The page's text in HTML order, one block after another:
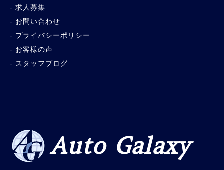
求人募集
お問い合わせ
プライバシーポリシー
お客様の声
スタッフブログ
Auto Galaxy